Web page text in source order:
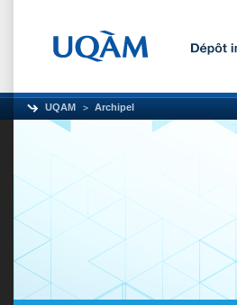
UQAM Archipel